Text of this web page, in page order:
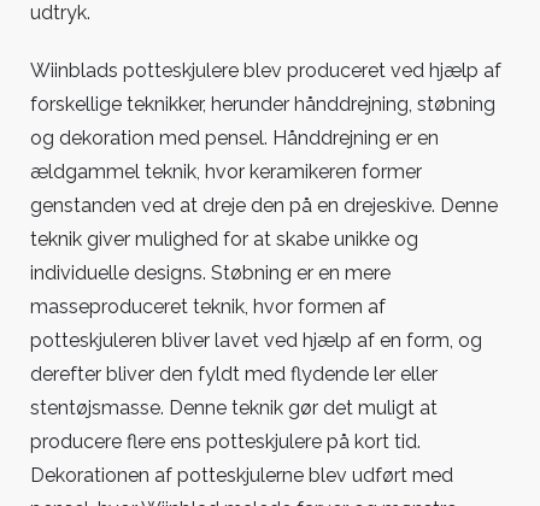
udtryk.
Wiinblads potteskjulere blev produceret ved hjælp af
forskellige teknikker, herunder hånddrejning, støbning
og dekoration med pensel. Hånddrejning er en
ældgammel teknik, hvor keramikeren former
genstanden ved at dreje den på en drejeskive. Denne
teknik giver mulighed for at skabe unikke og
individuelle designs. Støbning er en mere
masseproduceret teknik, hvor formen af
potteskjuleren bliver lavet ved hjælp af en form, og
derefter bliver den fyldt med flydende ler eller
stentøjsmasse. Denne teknik gør det muligt at
producere flere ens potteskjulere på kort tid.
Dekorationen af potteskjulerne blev udført med